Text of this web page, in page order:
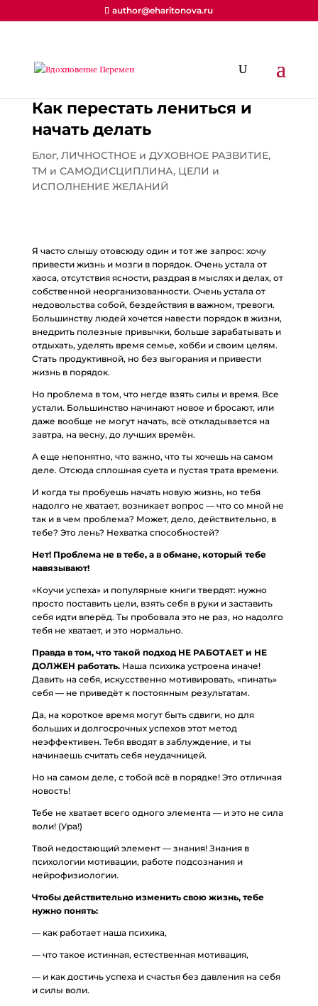
author@eharitonova.ru
Как перестать лениться и
начать делать
Блог, ЛИЧНОСТНОЕ и ДУХОВНОЕ РАЗВИТИЕ,
ТМ и САМОДИСЦИПЛИНА, ЦЕЛИ и
ИСПОЛНЕНИЕ ЖЕЛАНИЙ
Я часто слышу отовсюду один и тот же запрос: хочу
привести жизнь и мозги в порядок. Очень устала от
хаоса, отсутствия ясности, раздрая в мыслях и делах, от
собственной неорганизованности. Очень устала от
недовольства собой, бездействия в важном, тревоги.
Большинству людей хочется навести порядок в жизни,
внедрить полезные привычки, больше зарабатывать и
отдыхать, уделять время семье, хобби и своим целям.
Стать продуктивной, но без выгорания и привести
жизнь в порядок.
Но проблема в том, что негде взять силы и время. Все
устали. Большинство начинают новое и бросают, или
даже вообще не могут начать, всё откладывается на
завтра, на весну, до лучших времён.
А еще непонятно, что важно, что ты хочешь на самом
деле. Отсюда сплошная суета и пустая трата времени.
И когда ты пробуешь начать новую жизнь, но тебя
надолго не хватает, возникает вопрос — что со мной не
так и в чем проблема? Может, дело, действительно, в
тебе? Это лень? Нехватка способностей?
Нет! Проблема не в тебе, а в обмане, который тебе
навязывают!
«Коучи успеха» и популярные книги твердят: нужно
просто поставить цели, взять себя в руки и заставить
себя идти вперёд. Ты пробовала это не раз, но надолго
тебя не хватает, и это нормально.
Правда в том, что такой подход НЕ РАБОТАЕТ и НЕ
ДОЛЖЕН работать.Наша психика устроена иначе!
Давить на себя, искусственно мотивировать, «пинать»
себя — не приведёт к постоянным результатам.
Да, на короткое время могут быть сдвиги, но для
больших и долгосрочных успехов этот метод
неэффективен. Тебя вводят в заблуждение, и ты
начинаешь считать себя неудачницей.
Но на самом деле, с тобой всё в порядке! Это отличная
новость!
Тебе не хватает всего одного элемента — и это не сила
воли! (Ура!)
Твой недостающий элемент — знания! Знания в
психологии мотивации, работе подсознания и
нейрофизиологии.
Чтобы действительно изменить свою жизнь, тебе
нужно понять:
— как работает наша психика,
— что такое истинная, естественная мотивация,
— и как достичь успеха и счастья без давления на себя
и силы воли.